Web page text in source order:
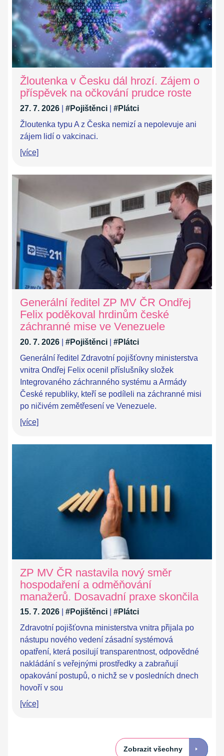
Žloutenka v Česku dál hrozí. Zájem o
příspěvek na očkování prudce roste
27. 7. 2026 #Pojištěnci
#Plátci
Žloutenka typu A z Česka nemizí a nepolevuje ani
zájem lidí o vakcinaci.
[více]
Generální ředitel ZP MV ČR Ondřej
Felix poděkoval hrdinům české
záchranné mise ve Venezuele
20. 7. 2026 #Pojištěnci
#Plátci
Generální ředitel Zdravotní pojišťovny ministerstva
vnitra Ondřej Felix ocenil příslušníky složek
Integrovaného záchranného systému a Armády
České republiky, kteří se podíleli na záchranné misi
po ničivém zemětřesení ve Venezuele.
[více]
ZP MV ČR nastavila nový směr
hospodaření a odměňování
manažerů. Dosavadní praxe skončila
15. 7. 2026 #Pojištěnci
#Plátci
Zdravotní pojišťovna ministerstva vnitra přijala po
nástupu nového vedení zásadní systémová
opatření, která posilují transparentnost, odpovědné
nakládání s veřejnými prostředky a zabraňují
opakování postupů, o nichž se v posledních dnech
hovoří v sou
[více]
Zobrazit všechny